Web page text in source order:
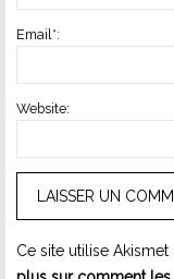
Email*:
Website:
Ce site utilise